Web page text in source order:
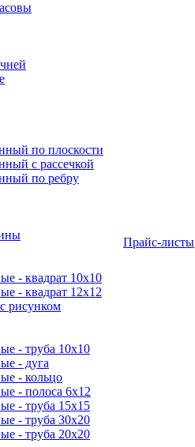
по плоскости
с рассечкой
по ребру
- квадрат 10х10
- квадрат 12х12
рисунком
- труба 10х10
- дуга
- кольцо
- полоса 6х12
- труба 15х15
- труба 30х20
- труба 20х20
Прайс-листы